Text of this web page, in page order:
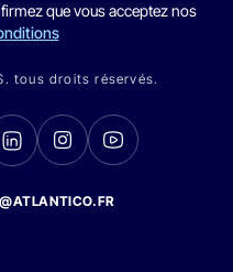
que vous acceptez nos
tous droits réservés.